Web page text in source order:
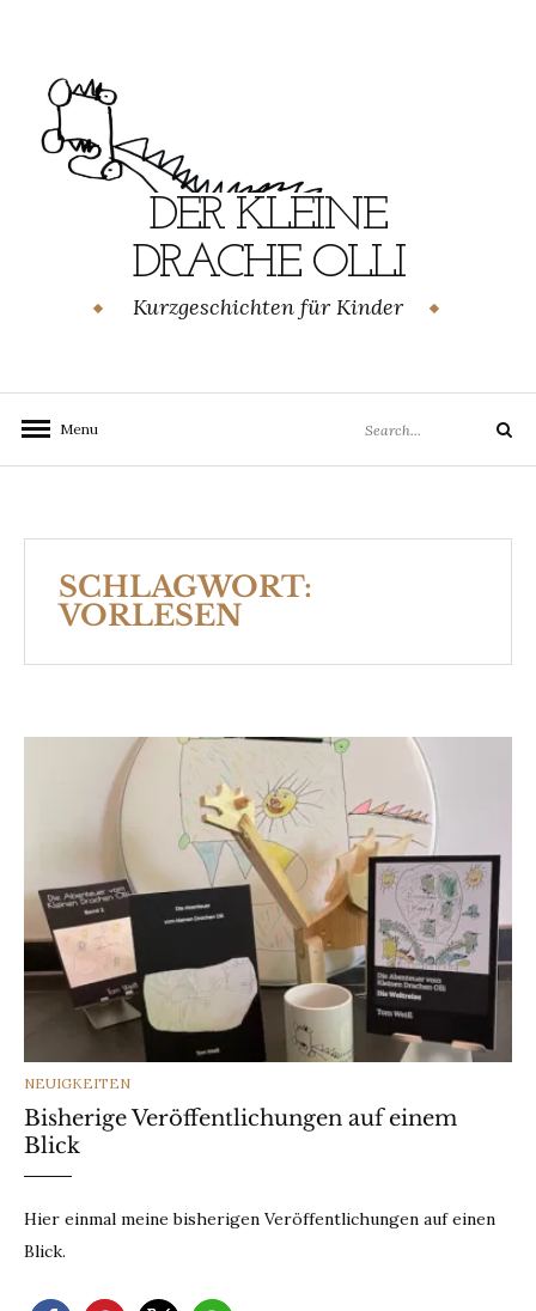
content
DER KLEINE
DRACHE OLLI
Kurzgeschichten für Kinder
Menu
for:
Search
SCHLAGWORT:
VORLESEN
CATEGORIES
NEUIGKEITEN
Bisherige Veröffentlichungen auf einem
Blick
Hier einmal meine bisherigen Veröffentlichungen auf einen
Blick.